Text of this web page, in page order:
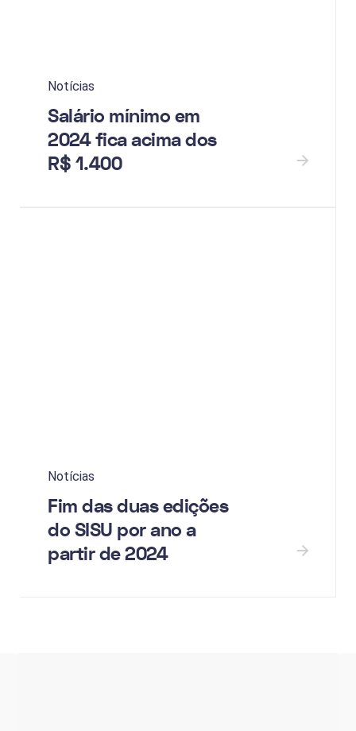
Notícias
Salário mínimo em
2024 fica acima dos
R$ 1.400
Notícias
Fim das duas edições
do SISU por ano a
partir de 2024